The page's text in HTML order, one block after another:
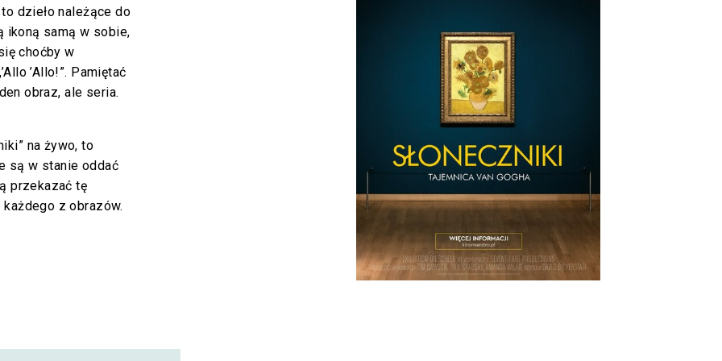
to dzieło należące do
ikoną samą w sobie,
choćby w
’Allo!”. Pamiętać
obraz, ale seria.
na żywo, to
są w stanie oddać
przekazać tę
z obrazów.